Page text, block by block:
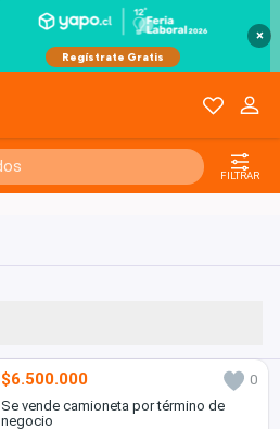
×
FILTRAR
$6.500.000
0
Se vende camioneta por término de
negocio